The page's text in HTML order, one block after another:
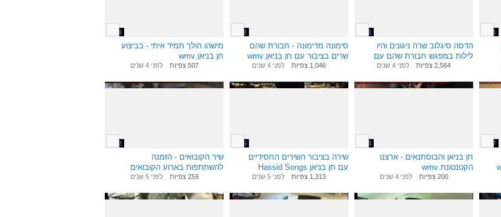
3:11
6:01
הדסה סיגלוב שרה ניגונים והיו
לילות במפגש חבורת שהם עם
חן בניאן2,564 צפיות לפני 4 שנים
1:52
סימונה מדימונה - חבורת שהם
שרים בציבור עם חן בניאן.wmv
1,046 צפיות לפני 4 שנים
3:51
מישהו הולך תמיד איתי - בביצוע
חן בניאן.wmv
507 צפיות לפני 4 שנים
2:57
3:04
חן בניאן והבוסתנאים - ארצנו
הקטנטונת.wmv
200 צפיות לפני 4 שנים
6:45
שירה בציבור השירים החסידיים
עם חן בניאן Hassid Songs
1,313 צפיות לפני 5 שנים
1:02
שיר הקובואים - הזמנה
להשתתפות בארוע הקובואים
259 צפיות לפני 5 שנים